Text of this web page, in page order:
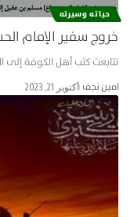
حياته وسيرته
خروج سفير الإمام
تتابعت كتب أهل الكوفة إلى
امین نجف أكتوبر 21, 2023